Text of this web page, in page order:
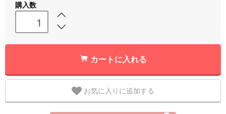
購入数
カートに入れる
お気に入りに追加する